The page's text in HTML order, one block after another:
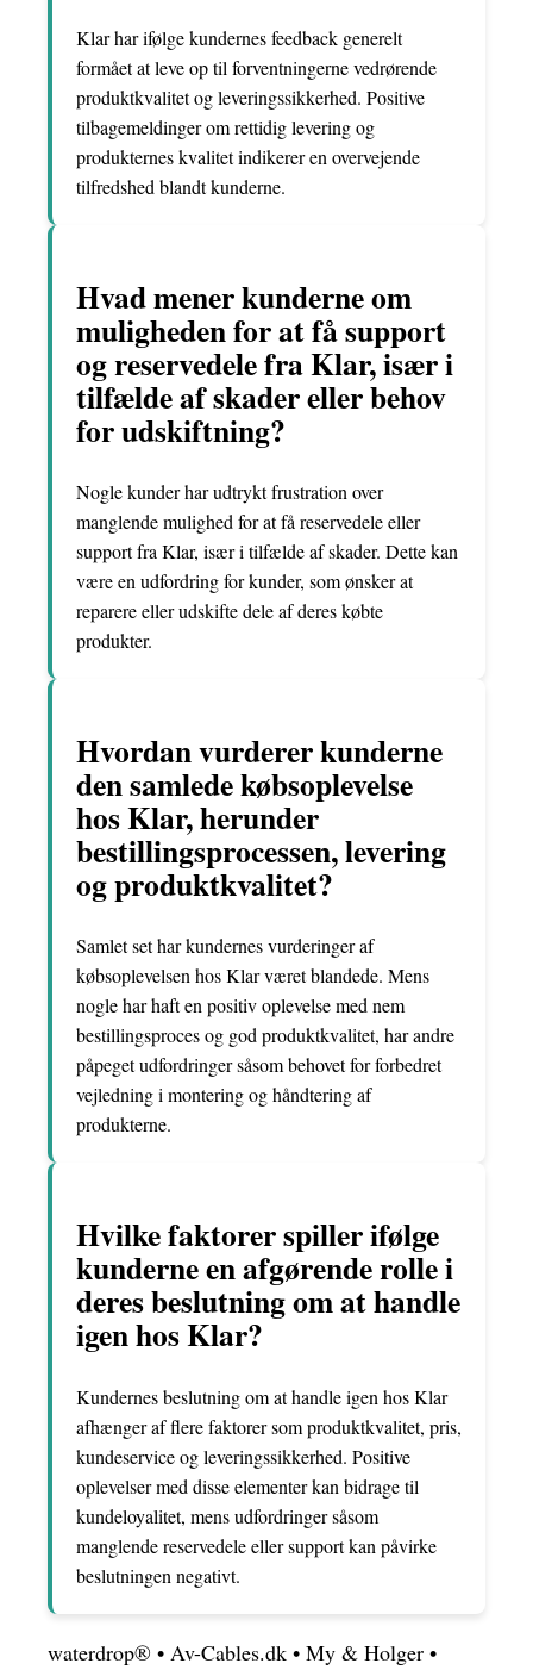
Klar har ifølge kundernes feedback generelt
formået at leve op til forventningerne vedrørende
produktkvalitet og leveringssikkerhed. Positive
tilbagemeldinger om rettidig levering og
produkternes kvalitet indikerer en overvejende
tilfredshed blandt kunderne.
Hvad mener kunderne om
muligheden for at få support
og reservedele fra Klar, især i
tilfælde af skader eller behov
for udskiftning?
Nogle kunder har udtrykt frustration over
manglende mulighed for at få reservedele eller
support fra Klar, især i tilfælde af skader. Dette kan
være en udfordring for kunder, som ønsker at
reparere eller udskifte dele af deres købte
produkter.
Hvordan vurderer kunderne
den samlede købsoplevelse
hos Klar, herunder
bestillingsprocessen, levering
og produktkvalitet?
Samlet set har kundernes vurderinger af
købsoplevelsen hos Klar været blandede. Mens
nogle har haft en positiv oplevelse med nem
bestillingsproces og god produktkvalitet, har andre
påpeget udfordringer såsom behovet for forbedret
vejledning i montering og håndtering af
produkterne.
Hvilke faktorer spiller ifølge
kunderne en afgørende rolle i
deres beslutning om at handle
igen hos Klar?
Kundernes beslutning om at handle igen hos Klar
afhænger af flere faktorer som produktkvalitet, pris,
kundeservice og leveringssikkerhed. Positive
oplevelser med disse elementer kan bidrage til
kundeloyalitet, mens udfordringer såsom
manglende reservedele eller support kan påvirke
beslutningen negativt.
waterdrop® • Av-Cables.dk • My & Holger •